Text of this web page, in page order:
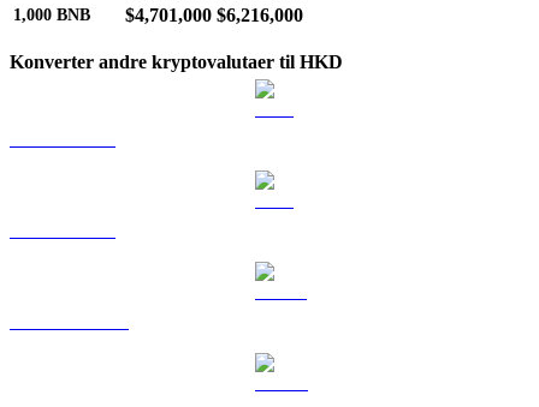
1,000 BNB $4,701,000 $6,216,000
Konverter andre kryptovalutaer til HKD